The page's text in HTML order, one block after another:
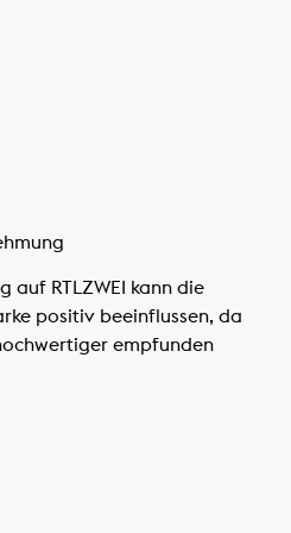
auf RTLZWEI kann die
positiv beeinflussen, da
empfunden